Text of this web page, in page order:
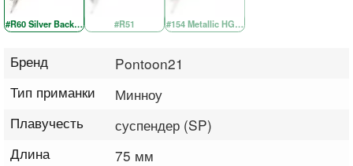
#R60 Silver Back OB #R51 #154 Metallic HG Wakasagi OB
Бренд
Pontoon21
Тип приманки
Минноу
Плавучесть
суспендер (SP)
Длина
75 мм